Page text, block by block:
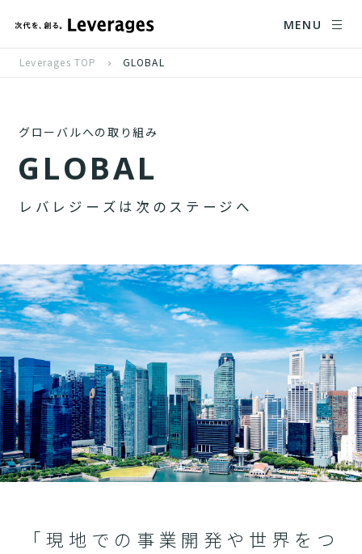
MENU
Leverages TOP GLOBAL
グローバルへの取り組み
GLOBAL
レ バ レ ジ ー ズ は 次 の ス テ ー ジ へ
「現地での事業開発や世界をつ